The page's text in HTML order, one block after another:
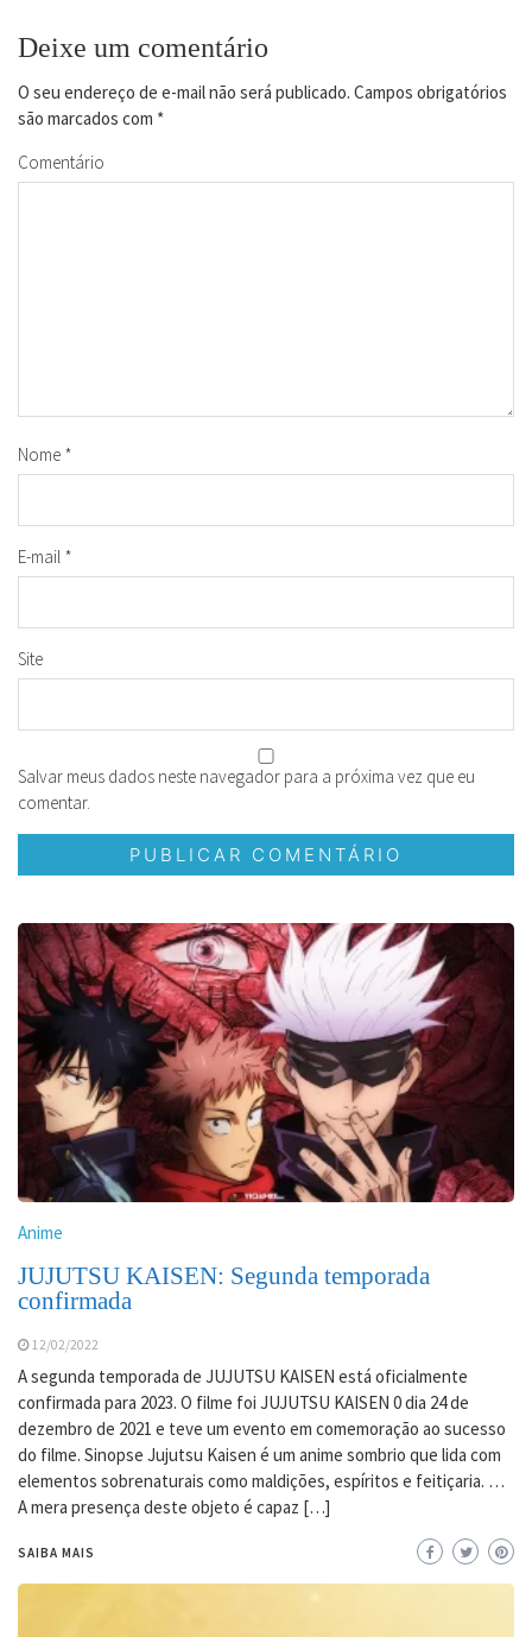
Deixe um comentário
O seu endereço de e-mail não será publicado. Campos obrigatórios
são marcados com *
Comentário
Nome *
E-mail *
Site
Salvar meus dados neste navegador para a próxima vez que eu
comentar.
Anime
JUJUTSU KAISEN: Segunda temporada
confirmada
12/02/2022
A segunda temporada de JUJUTSU KAISEN está oficialmente
confirmada para 2023. O filme foi JUJUTSU KAISEN 0 dia 24 de
dezembro de 2021 e teve um evento em comemoração ao sucesso
do filme. Sinopse Jujutsu Kaisen é um anime sombrio que lida com
elementos sobrenaturais como maldições, espíritos e feitiçaria. …
A mera presença deste objeto é capaz […]
SAIBA MAIS